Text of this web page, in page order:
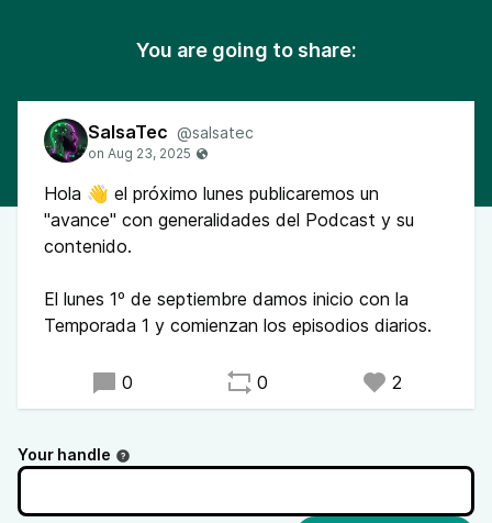
You are going to share:
SalsaTec @salsatec
Hola 👋 el próximo lunes publicaremos un
"avance" con generalidades del Podcast y su
contenido.
El lunes 1º de septiembre damos inicio con la
Temporada 1 y comienzan los episodios diarios.
0 0 2
Your handle